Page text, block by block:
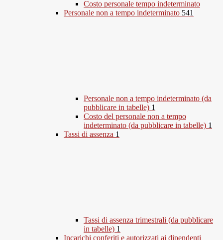
Costo personale tempo indeterminato
Personale non a tempo indeterminato 541
Personale non a tempo indeterminato (da
pubblicare in tabelle) 1
Costo del personale non a tempo
indeterminato (da pubblicare in tabelle) 1
Tassi di assenza 1
Tassi di assenza trimestrali (da pubblicare
in tabelle) 1
Incarichi conferiti e autorizzati ai dipendenti